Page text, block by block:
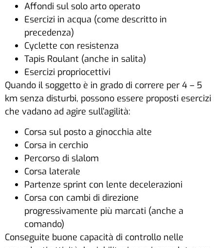
Affondi sul solo arto operato
Esercizi in acqua (come descritto in
precedenza)
Cyclette con resistenza
Tapis Roulant (anche in salita)
Esercizi propriocettivi
Quando il soggetto è in grado di correre per 4 – 5
km senza disturbi, possono essere proposti esercizi
che vadano ad agire sull’agilità:
Corsa sul posto a ginocchia alte
Corsa in cerchio
Percorso di slalom
Corsa laterale
Partenze sprint con lente decelerazioni
Corsa con cambi di direzione
progressivamente più marcati (anche a
comando)
Conseguite buone capacità di controllo nelle